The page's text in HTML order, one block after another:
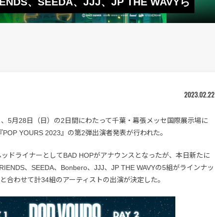
2023.02.22
5月28日（日）の2日間にわたって千葉・幕張メッセ国際展示場に
POP YOURS 2023』の第2弾出演者発表が行われた。
ドライナーとしてBAD HOPがアナウンスとなったが、本日新たに
、SEEDA、Bonbero、JJJ、JP THE WAVYの5組がラインナッ
合わせて計34組のアーティストの出演が決定した。